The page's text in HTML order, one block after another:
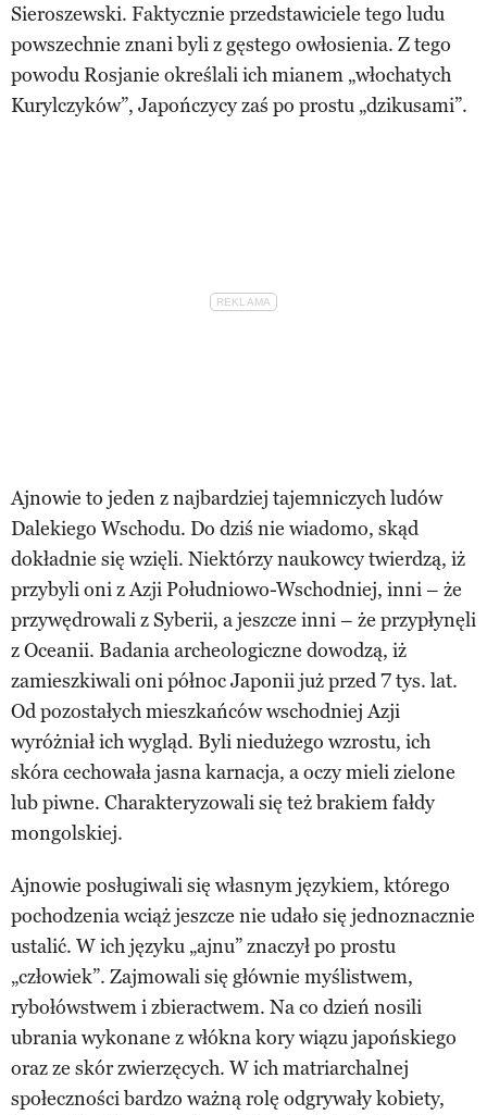
Sieroszewski. Faktycznie przedstawiciele tego ludu
powszechnie znani byli z gęstego owłosienia. Z tego
powodu Rosjanie określali ich mianem „włochatych
Kurylczyków”, Japończycy zaś po prostu „dzikusami”.
Ajnowie to jeden z najbardziej tajemniczych ludów
Dalekiego Wschodu. Do dziś nie wiadomo, skąd
dokładnie się wzięli. Niektórzy naukowcy twierdzą, iż
przybyli oni z Azji Południowo-Wschodniej, inni – że
przywędrowali z Syberii, a jeszcze inni – że przypłynęli
z Oceanii. Badania archeologiczne dowodzą, iż
zamieszkiwali oni północ Japonii już przed 7 tys. lat.
Od pozostałych mieszkańców wschodniej Azji
wyróżniał ich wygląd. Byli niedużego wzrostu, ich
skóra cechowała jasna karnacja, a oczy mieli zielone
lub piwne. Charakteryzowali się też brakiem fałdy
mongolskiej.
Ajnowie posługiwali się własnym językiem, którego
pochodzenia wciąż jeszcze nie udało się jednoznacznie
ustalić. W ich języku „ajnu” znaczył po prostu
„człowiek”. Zajmowali się głównie myślistwem,
rybołówstwem i zbieractwem. Na co dzień nosili
ubrania wykonane z włókna kory wiązu japońskiego
oraz ze skór zwierzęcych. W ich matriarchalnej
społeczności bardzo ważną rolę odgrywały kobiety,